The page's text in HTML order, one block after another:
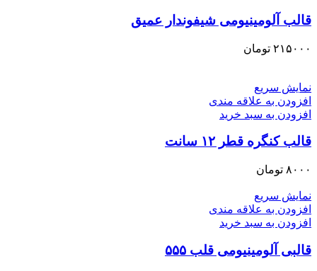
قالب آلومینیومی شیفوندار عمیق
۲۱۵۰۰۰ تومان
نمایش سریع
افزودن به علاقه مندی
افزودن به سبد خرید
قالب کنگره قطر ۱۲ سانت
۸۰۰۰ تومان
نمایش سریع
افزودن به علاقه مندی
افزودن به سبد خرید
قالبی آلومینیومی قلب ۵۵۵